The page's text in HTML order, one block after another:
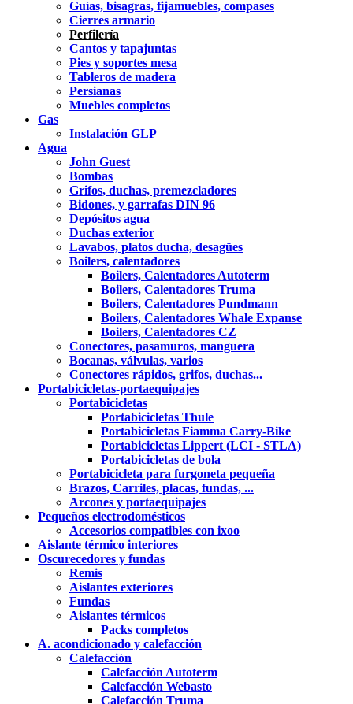
Guías, bisagras, fijamuebles, compases
Cierres armario
Perfilería
Cantos y tapajuntas
Pies y soportes mesa
Tableros de madera
Persianas
Muebles completos
Gas
Instalación GLP
Agua
John Guest
Bombas
Grifos, duchas, premezcladores
Bidones, y garrafas DIN 96
Depósitos agua
Duchas exterior
Lavabos, platos ducha, desagües
Boilers, calentadores
Boilers, Calentadores Autoterm
Boilers, Calentadores Truma
Boilers, Calentadores Pundmann
Boilers, Calentadores Whale Expanse
Boilers, Calentadores CZ
Conectores, pasamuros, manguera
Bocanas, válvulas, varios
Conectores rápidos, grifos, duchas...
Portabicicletas-portaequipajes
Portabicicletas
Portabicicletas Thule
Portabicicletas Fiamma Carry-Bike
Portabicicletas Lippert (LCI - STLA)
Portabicicletas de bola
Portabicicleta para furgoneta pequeña
Brazos, Carriles, placas, fundas, ...
Arcones y portaequipajes
Pequeños electrodomésticos
Accesorios compatibles con ixoo
Aislante térmico interiores
Oscurecedores y fundas
Remis
Aislantes exteriores
Fundas
Aislantes térmicos
Packs completos
A. acondicionado y calefacción
Calefacción
Calefacción Autoterm
Calefacción Webasto
Calefacción Truma